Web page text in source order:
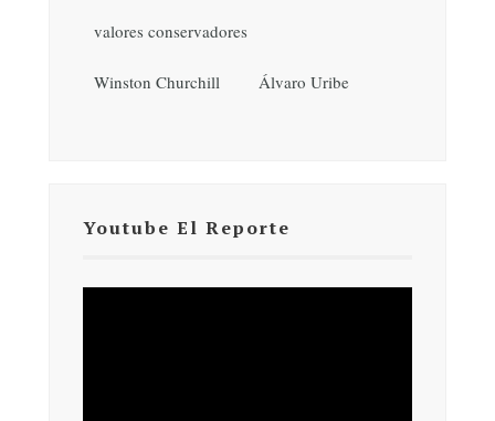
valores conservadores
Winston Churchill Álvaro Uribe
Youtube El Reporte